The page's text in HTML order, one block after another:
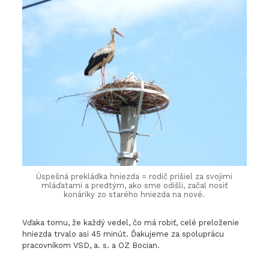
Úspešná prekládka hniezda = rodič prišiel za svojimi
mláďatami a predtým, ako sme odišli, začal nosiť
konáriky zo starého hniezda na nové.
Vďaka tomu, že každý vedel, čo má robiť, celé preloženie
hniezda trvalo asi 45 minút. Ďakujeme za spoluprácu
pracovníkom VSD, a. s. a OZ Bocian.